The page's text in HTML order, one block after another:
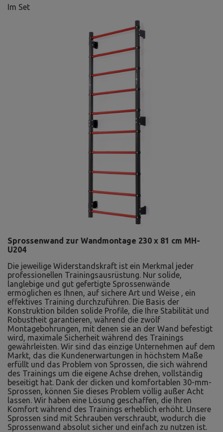
Im Set
Sprossenwand zur Wandmontage 230 x 81 cm MH-
U204
Die jeweilige Widerstandskraft ist ein Merkmal jeder
professionellen Trainingsausrüstung. Nur solide,
langlebige und gut gefertigte Sprossenwände
ermöglichen es Ihnen, auf sichere Art und Weise , ein
effektives Training durchzuführen. Die Basis der
Konstruktion bilden solide Profile, die Ihre Stabilität und
Robustheit garantieren, während die zwölf
Montagebohrungen, mit denen sie an der Wand befestigt
wird, maximale Sicherheit während des Trainings
gewährleisten. Wir sind das einzige Unternehmen auf dem
Markt, das die Kundenerwartungen in höchstem Maße
erfüllt und das Problem von Sprossen, die sich während
des Trainings um die eigene Achse drehen, vollständig
beseitigt hat. Dank der dicken und komfortablen 30-mm-
Sprossen, können Sie dieses Problem völlig außer Acht
lassen. Wir haben eine Lösung geschaffen, die Ihren
Komfort während des Trainings erheblich erhöht. Unsere
Sprossen sind mit Schrauben verschraubt, wodurch die
Sprossenwand absolut sicher und einfach zu nutzen ist.